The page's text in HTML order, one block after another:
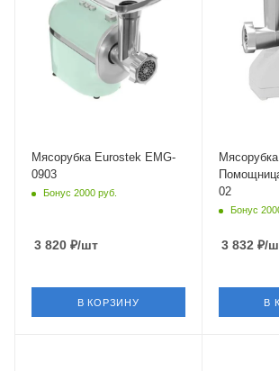
Мясорубка Eurostek EMG-
0903
Бонус 2000 руб.
3 820 ₽/шт
В КОРЗИНУ
02
Бонус
3 832₽/
В